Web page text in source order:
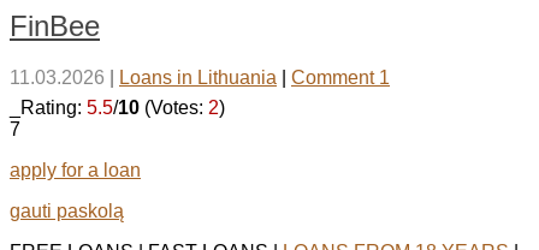
FinBee
11.03.2026 Loans in Lithuania
Comment 1
_Rating: 5.5/10 (Votes: 2)
7
apply for a loan
gauti paskolą